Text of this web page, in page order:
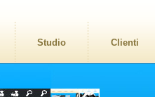
Studio Clienti